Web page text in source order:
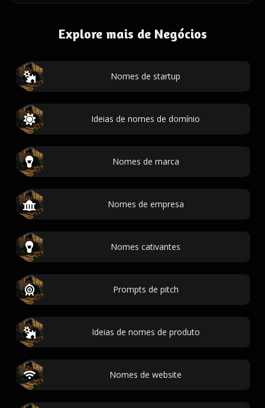
Explore mais de Negócios
Nomes de startup
Ideias de nomes de domínio
Nomes de marca
Nomes de empresa
Nomes cativantes
Prompts de pitch
Ideias de nomes de produto
Nomes de website